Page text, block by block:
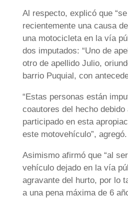
Al respecto, explicó que
recientemente una causa
una motocicleta en la vía
dos imputados: “Uno de
otro de apellido Julio,
barrio Puquial, con
“Estas personas están
coautores del hecho debido
participado en esta
este motovehículo”, agregó.
Asimismo afirmó que “al
vehículo dejado en la vía
agravante del hurto, por lo
a una pena máxima de 6